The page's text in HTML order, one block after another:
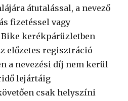
átutalással, a nevező
fizetéssel vagy
Bike kerékpárüzletben
előzetes regisztráció
a nevezési díj nem kerül
lejártáig
csak helyszíni